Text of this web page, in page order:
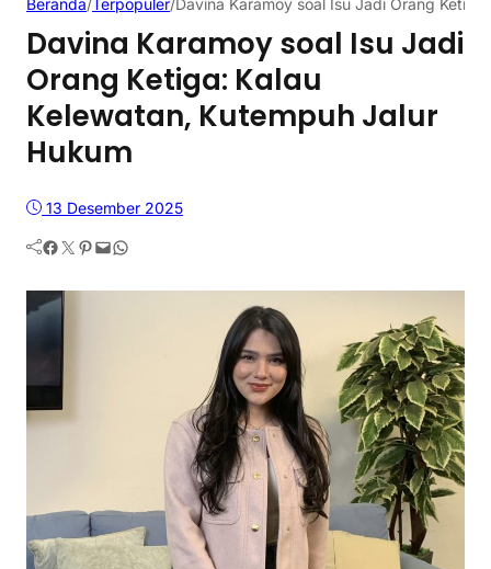
Beranda/Terpopuler/Davina Karamoy soal Isu Jadi Orang
Davina Karamoy soal Isu Jadi
Orang Ketiga: Kalau
Kelewatan, Kutempuh Jalur
Hukum
13 Desember 2025
Facebook Twitter Pinterest Mail WhatsApp